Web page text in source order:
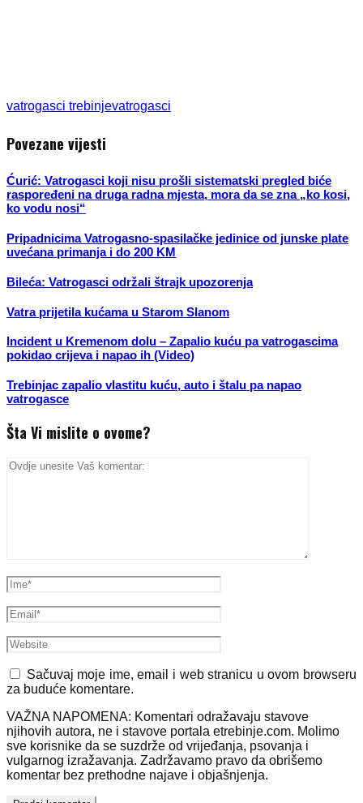
vatrogasci trebinjevatrogasci
Povezane vijesti
Ćurić: Vatrogasci koji nisu prošli sistematski pregled biće
raspoređeni na druga radna mjesta, mora da se zna „ko kosi,
ko vodu nosi“
Pripadnicima Vatrogasno-spasilačke jedinice od junske plate
uvećana primanja i do 200 KM
Bileća: Vatrogasci održali štrajk upozorenja
Vatra prijetila kućama u Starom Slanom
Incident u Kremenom dolu – Zapalio kuću pa vatrogascima
pokidao crijeva i napao ih (Video)
Trebinjac zapalio vlastitu kuću, auto i štalu pa napao
vatrogasce
Šta Vi mislite o ovome?
Sačuvaj moje ime, email i web stranicu u ovom browseru
za buduće komentare.
VAŽNA NAPOMENA: Komentari odražavaju stavove
njihovih autora, ne i stavove portala etrebinje.com. Molimo
sve korisnike da se suzdrže od vrijeđanja, psovanja i
vulgarnog izražavanja. Zadržavamo pravo da obrišemo
komentar bez prethodne najave i objašnjenja.